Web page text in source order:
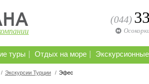
(044)
туры Отдых на море
/ Экскурсии Турции / Эфес